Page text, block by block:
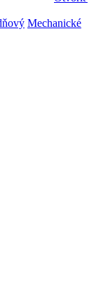
Mechanické